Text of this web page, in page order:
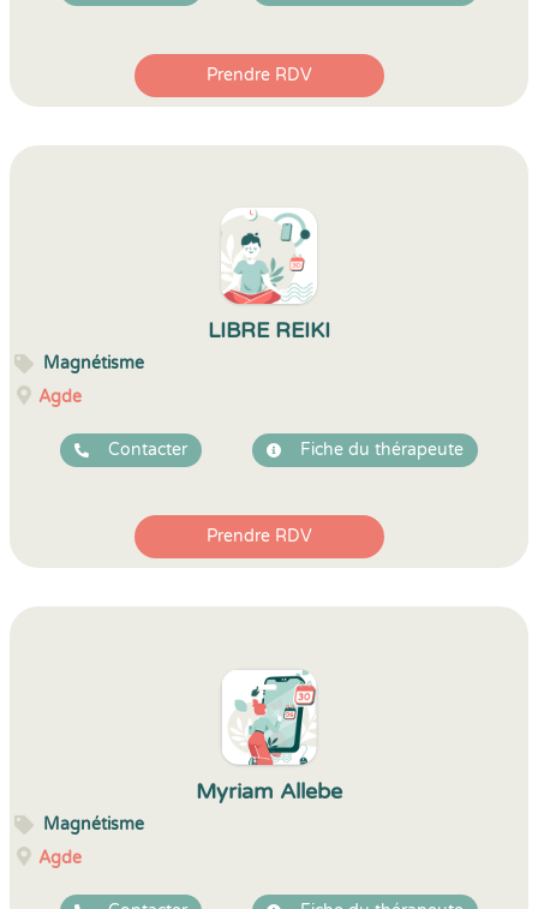
Prendre RDV
LIBRE REIKI
Magnétisme
Agde
Contacter Fiche du thérapeute
Prendre RDV
Myriam Allebe
Magnétisme
Agde